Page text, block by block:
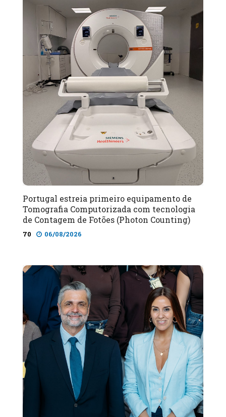
Portugal estreia primeiro equipamento de
Tomografia Computorizada com tecnologia
de Contagem de Fotões (Photon Counting)
70 06/08/2026